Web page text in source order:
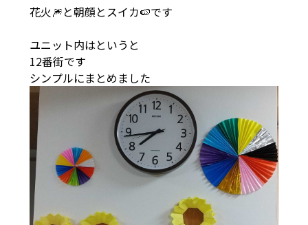
花火🎆と朝顔とスイカ🍉です
ユニット内はというと
12番街です
シンプルにまとめました